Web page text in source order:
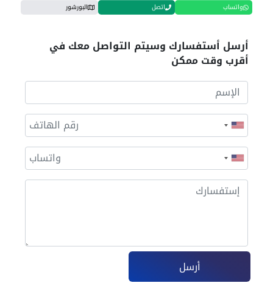
واتساب اتصل البورشور
أرسل أستفسارك وسيتم التواصل معك في
أقرب وقت ممكن
أرسل